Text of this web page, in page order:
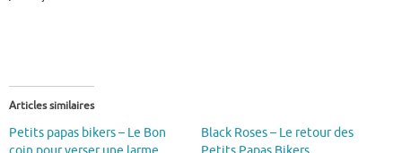
Articles similaires
Petits papas bikers – Le Bon
Black Roses – Le retour des